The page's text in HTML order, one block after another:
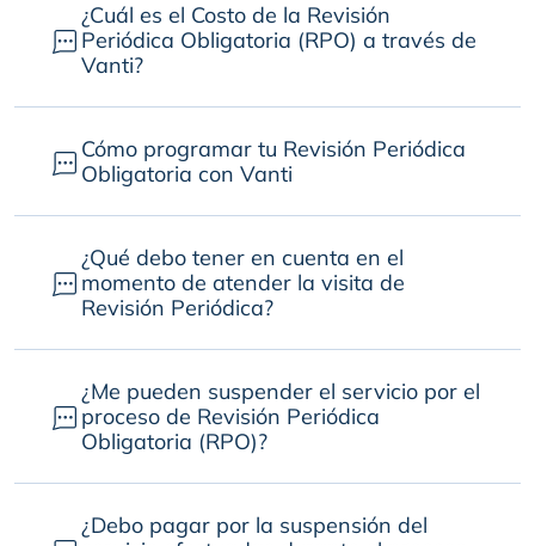
¿Cuál es el Costo de la Revisión
Periódica Obligatoria (RPO) a través de
Vanti?
Cómo programar tu Revisión Periódica
Obligatoria con Vanti
¿Qué debo tener en cuenta en el
momento de atender la visita de
Revisión Periódica?
¿Me pueden suspender el servicio por el
proceso de Revisión Periódica
Obligatoria (RPO)?
¿Debo pagar por la suspensión del